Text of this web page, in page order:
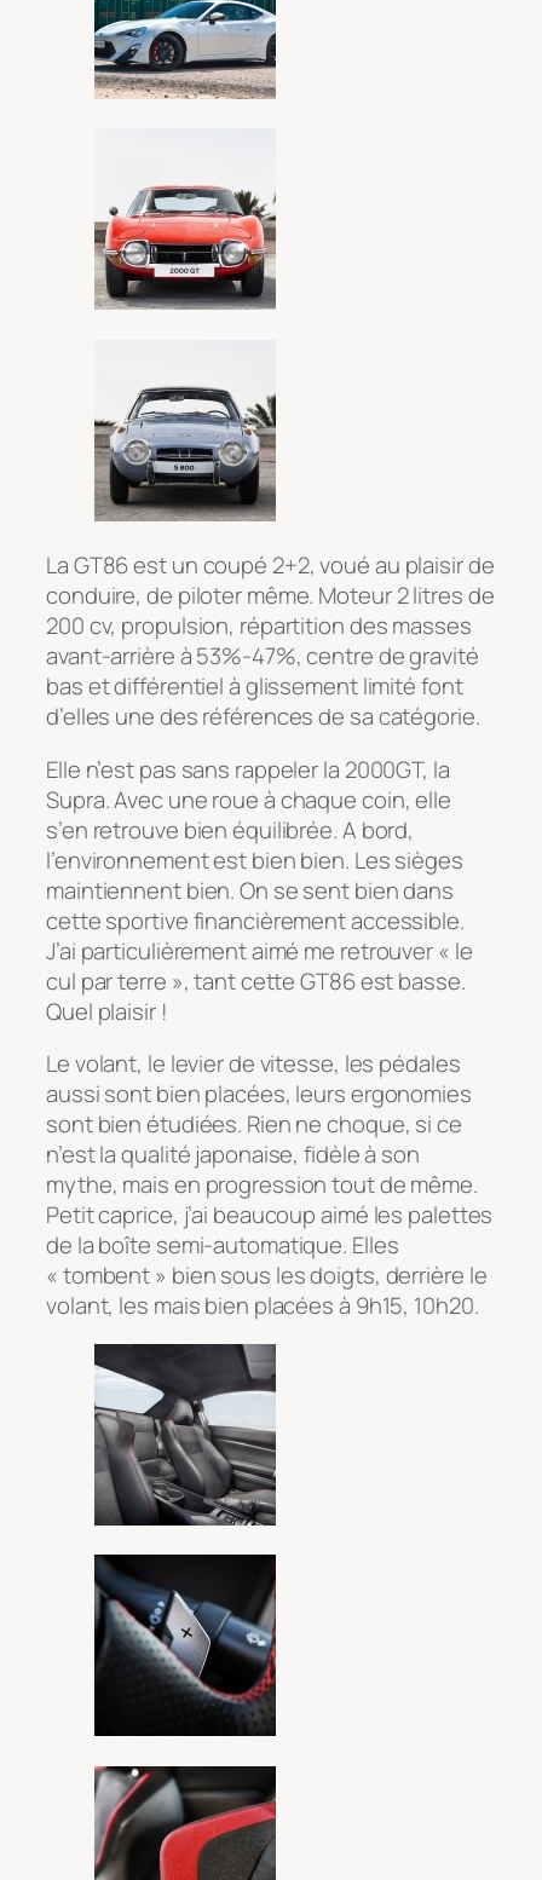
La GT86 est un coupé 2+2, voué au plaisir de
conduire, de piloter même. Moteur 2 litres de
200 cv, propulsion, répartition des masses
avant-arrière à 53%-47%, centre de gravité
bas et différentiel à glissement limité font
d’elles une des références de sa catégorie.
Elle n’est pas sans rappeler la 2000GT, la
Supra. Avec une roue à chaque coin, elle
s’en retrouve bien équilibrée. A bord,
l’environnement est bien bien. Les sièges
maintiennent bien. On se sent bien dans
cette sportive financièrement accessible.
J’ai particulièrement aimé me retrouver « le
cul par terre », tant cette GT86 est basse.
Quel plaisir !
Le volant, le levier de vitesse, les pédales
aussi sont bien placées, leurs ergonomies
sont bien étudiées. Rien ne choque, si ce
n’est la qualité japonaise, fidèle à son
mythe, mais en progression tout de même.
Petit caprice, j’ai beaucoup aimé les palettes
de la boîte semi-automatique. Elles
« tombent » bien sous les doigts, derrière le
volant, les mais bien placées à 9h15, 10h20.